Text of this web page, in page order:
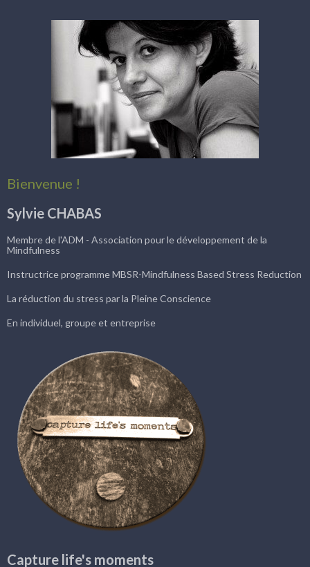
Bienvenue !
Sylvie CHABAS
Membre de l'ADM - Association pour le développement de la
Mindfulness
Instructrice programme MBSR-Mindfulness Based Stress Reduction
La réduction du stress par la Pleine Conscience
En individuel, groupe et entreprise
Capture life's moments